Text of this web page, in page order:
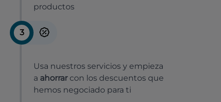
productos
3
Usa nuestros servicios y empieza
a ahorrar con los descuentos que
hemos negociado para ti